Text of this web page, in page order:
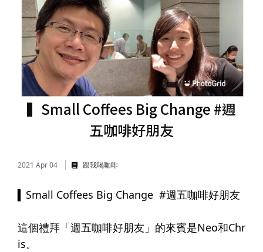
儲蓄險
長照險
好書推薦
銷售賦能
▍Small Coffees Big Change #週
五咖啡好朋友
2021 Apr 04 跟我喝咖啡
▍Small Coffees Big Change ​ #週五咖啡好朋友​
這個禮拜「週五咖啡好朋友」的來賓是Neo和Chr
is。​